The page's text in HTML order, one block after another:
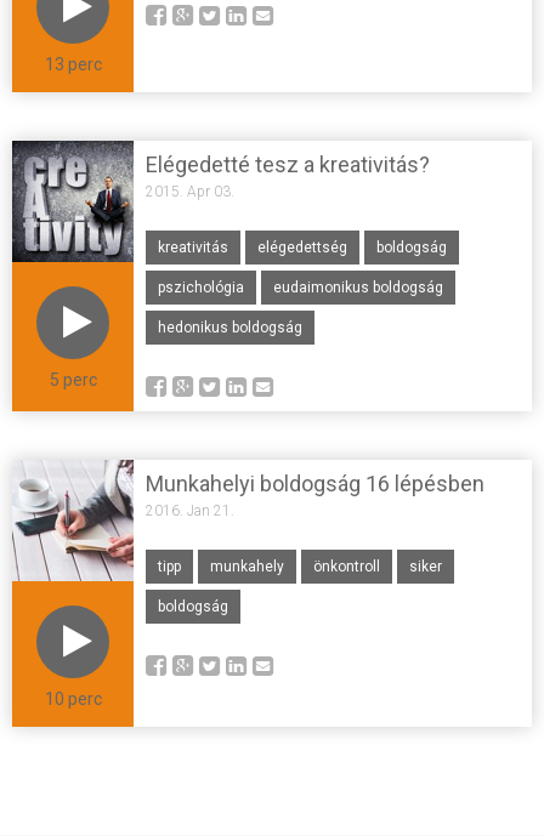
13 perc
5 perc
Elégedetté tesz a kreativitás?
2015. Apr 03.
kreativitás elégedettség boldogság
pszichológia eudaimonikus boldogság
hedonikus boldogság
10 perc
Munkahelyi boldogság 16 lépésben
2016. Jan 21.
tipp munkahely önkontroll siker
boldogság